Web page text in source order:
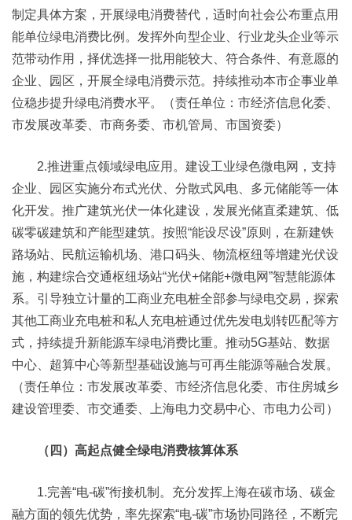
制定具体方案，开展绿电消费替代，适时向社会公布重点用
能单位绿电消费比例。发挥外向型企业、行业龙头企业等示
范带动作用，择优选择一批用能较大、符合条件、有意愿的
企业、园区，开展全绿电消费示范。持续推动本市企事业单
位稳步提升绿电消费水平。（责任单位：市经济信息化委、
市发展改革委、市商务委、市机管局、市国资委）
2.推进重点领域绿电应用。建设工业绿色微电网，支持
企业、园区实施分布式光伏、分散式风电、多元储能等一体
化开发。推广建筑光伏一体化建设，发展光储直柔建筑、低
碳零碳建筑和产能型建筑。按照“能设尽设”原则，在新建铁
路场站、民航运输机场、港口码头、物流枢纽等增建光伏设
施，构建综合交通枢纽场站“光伏+储能+微电网”智慧能源体
系。引导独立计量的工商业充电桩全部参与绿电交易，探索
其他工商业充电桩和私人充电桩通过优先发电划转匹配等方
式，持续提升新能源车绿电消费比重。推动5G基站、数据
中心、超算中心等新型基础设施与可再生能源等融合发展。
（责任单位：市发展改革委、市经济信息化委、市住房城乡
建设管理委、市交通委、上海电力交易中心、市电力公司）
（四）高起点健全绿电消费核算体系
1.完善“电-碳”衔接机制。充分发挥上海在碳市场、碳金
融方面的领先优势，率先探索“电-碳”市场协同路径，不断完